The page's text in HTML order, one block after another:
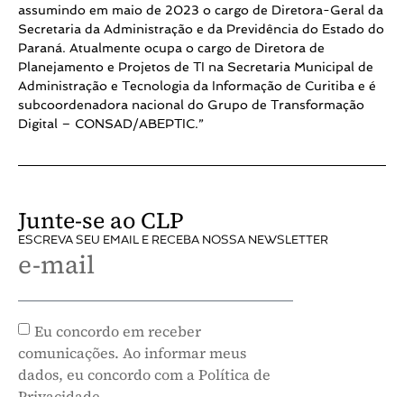
assumindo em maio de 2023 o cargo de Diretora-Geral da
Secretaria da Administração e da Previdência do Estado do
Paraná. Atualmente ocupa o cargo de Diretora de
Planejamento e Projetos de TI na Secretaria Municipal de
Administração e Tecnologia da Informação de Curitiba e é
subcoordenadora nacional do Grupo de Transformação
Digital – CONSAD/ABEPTIC.”
Junte-se ao CLP
ESCREVA SEU EMAIL E RECEBA NOSSA NEWSLETTER
e-mail
Eu concordo em receber
comunicações. Ao informar meus
dados, eu concordo com a Política de